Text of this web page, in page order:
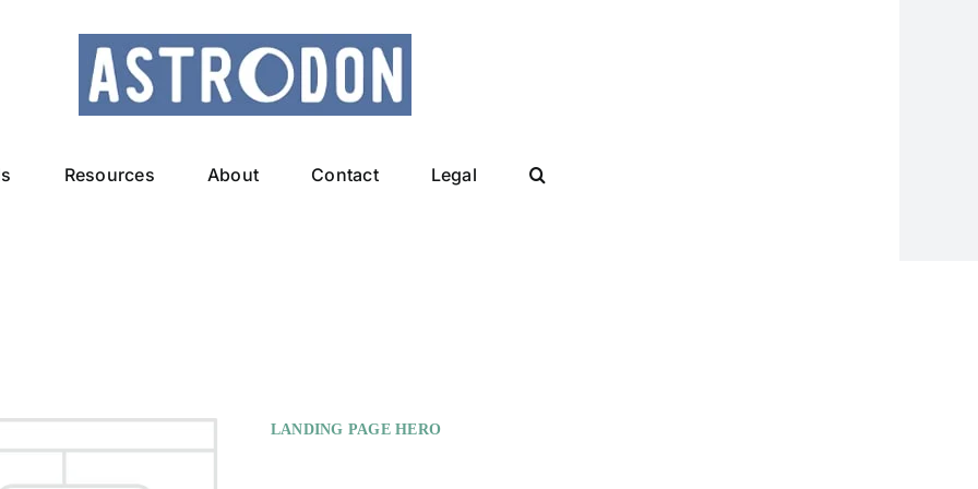
Resources About Contact Legal
LANDING PAGE HERO